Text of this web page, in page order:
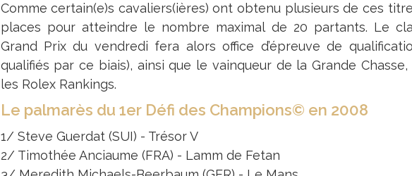
Comme certain(e)s cavaliers(ières) ont obtenu plusieurs de ces
places pour atteindre le nombre maximal de 20 partants. Le
Grand Prix du vendredi fera alors office d’épreuve de
qualifiés par ce biais), ainsi que le vainqueur de la Grande
les Rolex Rankings.
Le palmarès du 1er Défi des Champions© en 2008
1/ Steve Guerdat (SUI) - Trésor V
2/ Timothée Anciaume (FRA) - Lamm de Fetan